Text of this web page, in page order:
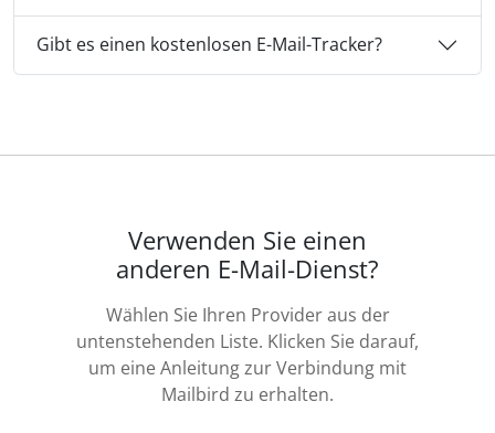
Gibt es einen kostenlosen E-Mail-Tracker?
Verwenden Sie einen
anderen E-Mail-Dienst?
Wählen Sie Ihren Provider aus der
untenstehenden Liste. Klicken Sie darauf,
um eine Anleitung zur Verbindung mit
Mailbird zu erhalten.